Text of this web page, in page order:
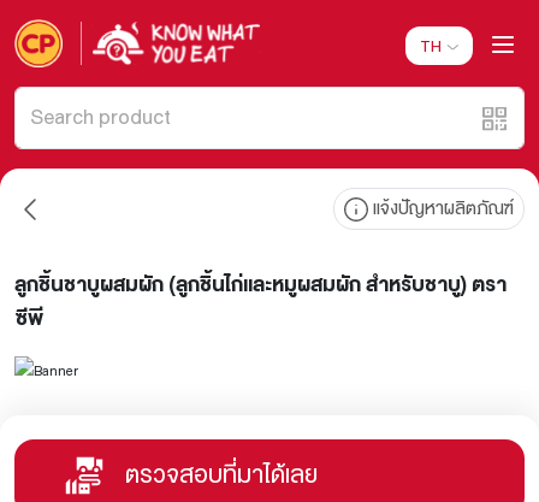
TH
แจ้งปัญหาผลิตภัณฑ์
ลูกชิ้นชาบูผสมผัก (ลูกชิ้นไก่และหมูผสมผัก สำหรับชาบู) ตรา
ซีพี
ตรวจสอบที่มาได้เลย